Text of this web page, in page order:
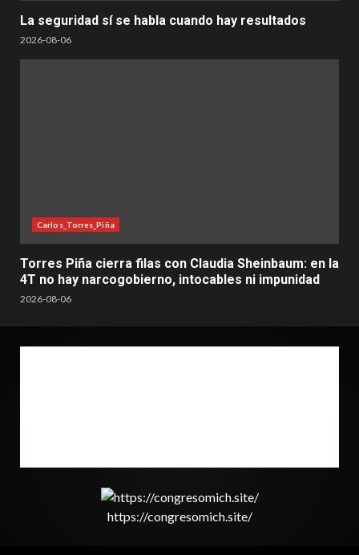
La seguridad sí se habla cuando hay resultados
2026-08-06
Carlos_Torres_Piña
Torres Piña cierra filas con Claudia Sheinbaum: en la
4T no hay narcogobierno, intocables ni impunidad
2026-08-06
https://congresomich.site/